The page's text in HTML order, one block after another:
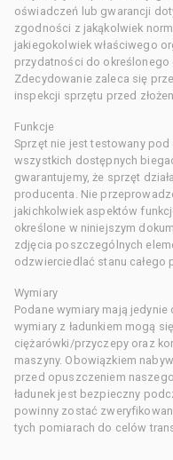
oświadczeń lub gwarancji
zgodności z jakąkolwiek
jakiegokolwiek właściwego
przydatności do określonego
Zdecydowanie zaleca się
inspekcji sprzętu przed
Funkcje
Sprzęt nie jest testowany pod
wszystkich dostępnych
gwarantujemy, że sprzęt
producenta. Nie
jakichkolwiek aspektów
określone w niniejszym
zdjęcia poszczególnych
odzwierciedlać stanu całego
Wymiary
Podane wymiary mają
wymiary z ładunkiem mogą
ciężarówki/przyczepy oraz
maszyny. Obowiązkiem
przed opuszczeniem
ładunek jest bezpieczny
powinny zostać
tych pomiarach do celów